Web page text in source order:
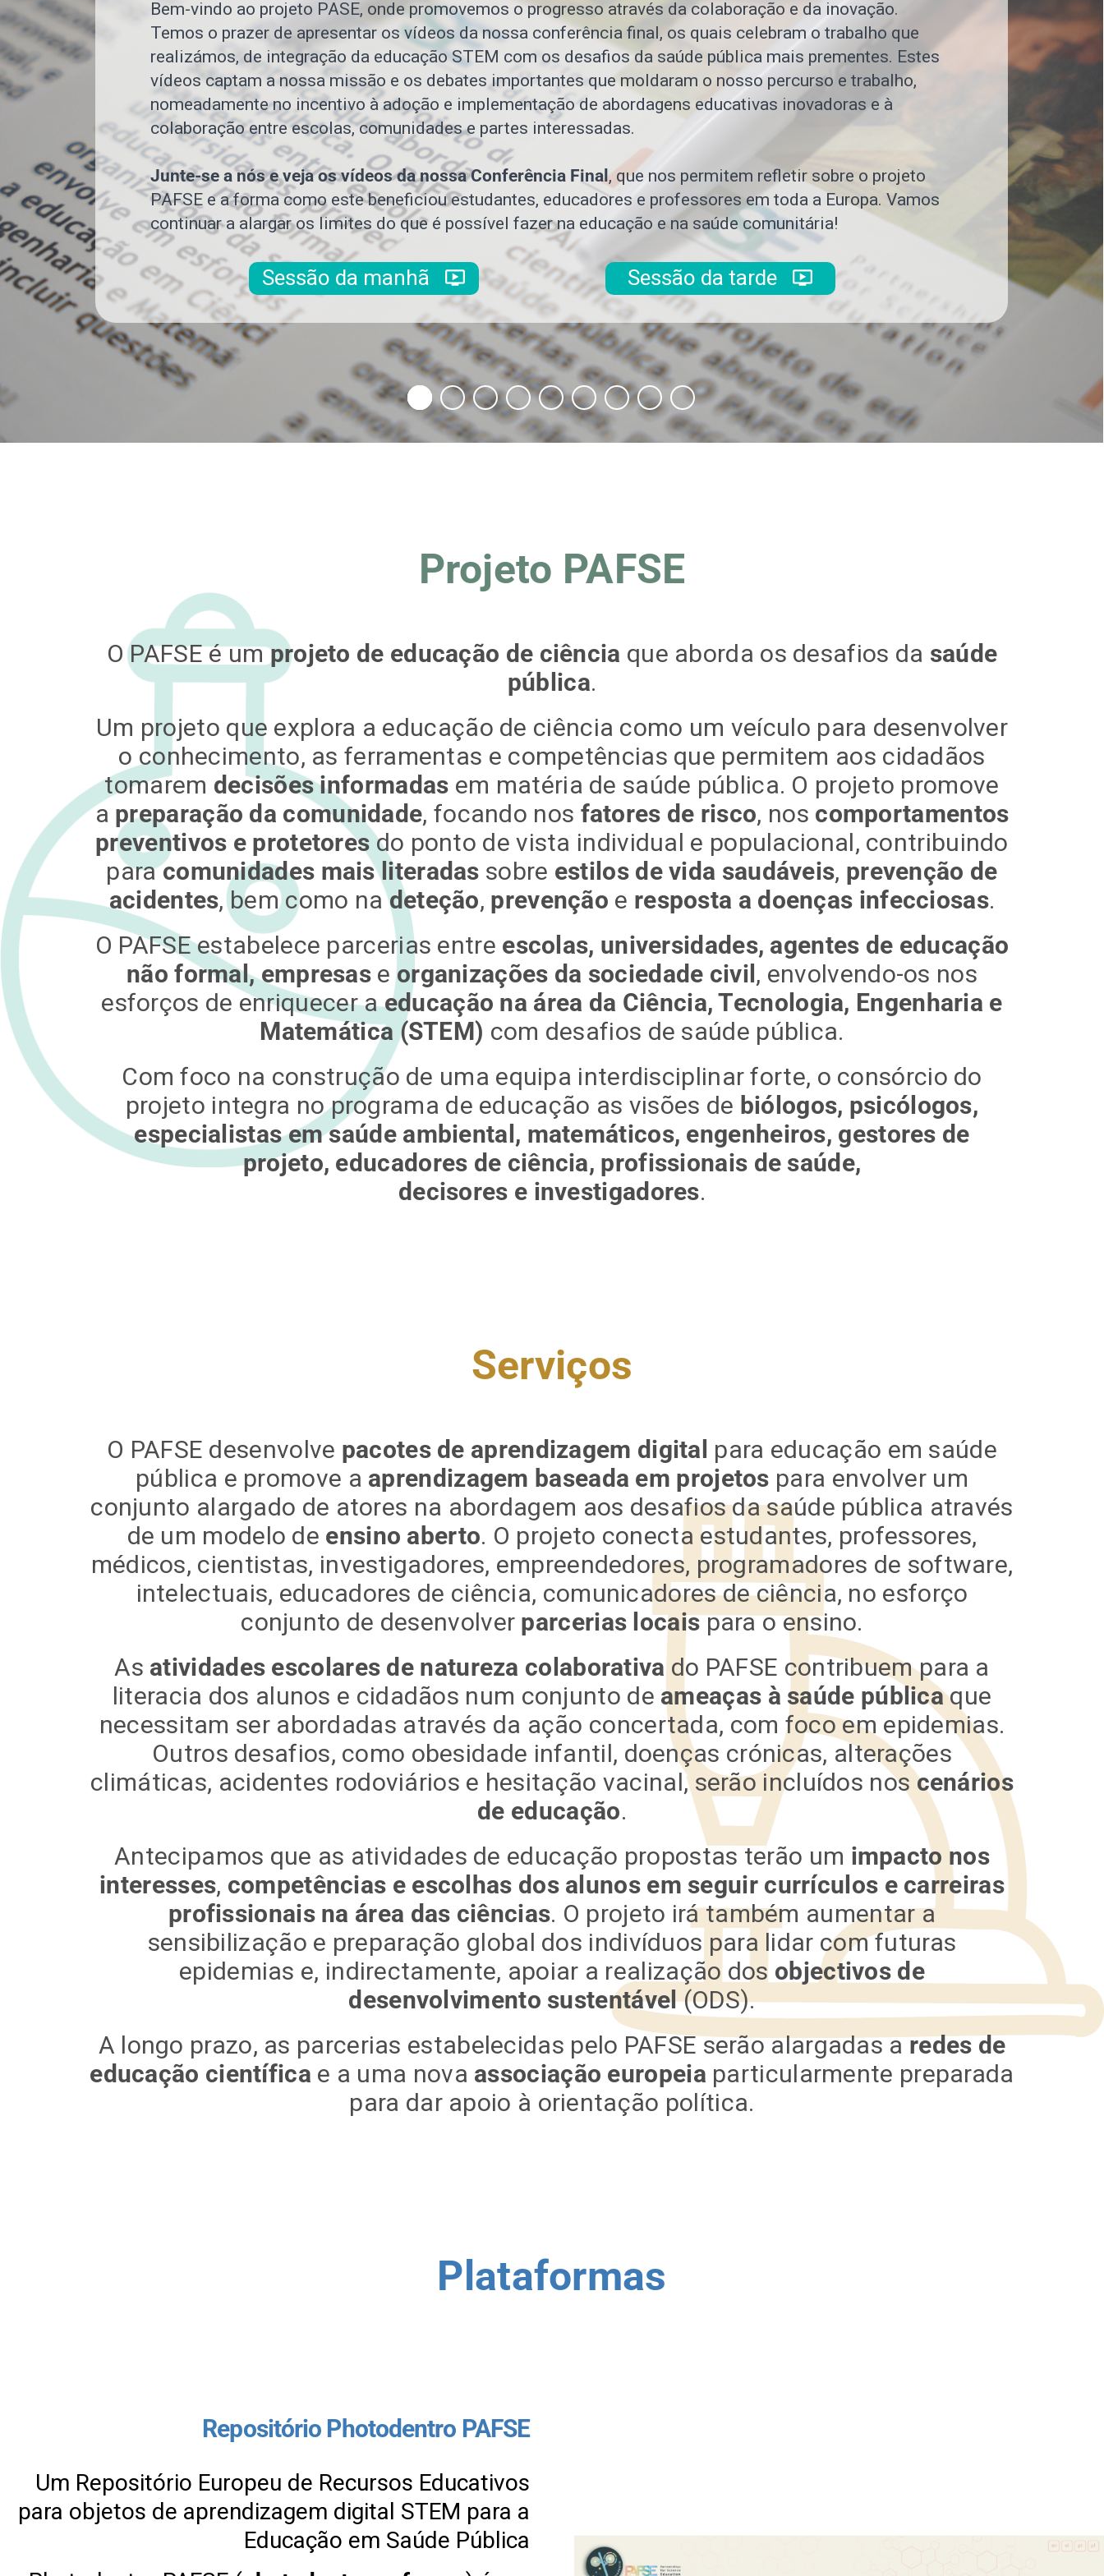
Contacto
Facebook
Instagram
Twitter
YouTube
LinkedIn
Bem-vindo ao projeto PASE, onde promovemos o progresso através da colaboração e da inovação.
Temos o prazer de apresentar os vídeos da nossa conferência final, os quais celebram o trabalho que
realizámos, de integração da educação STEM com os desafios da saúde pública mais prementes. Estes
vídeos captam a nossa missão e os debates importantes que moldaram o nosso percurso e trabalho,
nomeadamente no incentivo à adoção e implementação de abordagens educativas inovadoras e à
colaboração entre escolas, comunidades e partes interessadas.
Junte-se a nós e veja os vídeos da nossa Conferência Final, que nos permitem refletir sobre o projeto
PAFSE e a forma como este beneficiou estudantes, educadores e professores em toda a Europa. Vamos
continuar a alargar os limites do que é possível fazer na educação e na saúde comunitária!
Sessão da manhã ondemand_video Sessão da tarde ondemand_video
Projeto PAFSE
O PAFSE é umprojeto de educação de ciência que aborda os desafios da saúde
pública.
Um projeto que explora a educação de ciência como um veículo para desenvolver
o conhecimento, as ferramentas e competências que permitem aos cidadãos
tomarem decisões informadas em matéria de saúde pública. O projeto promove
a preparação da comunidade, focando nos fatores de risco, nos comportamentos
preventivos e protetoresdo ponto de vista individual e populacional, contribuindo
paracomunidades mais literadas sobre estilos de vida saudáveis, prevenção de
acidentes, bem como nadeteção, prevenção e resposta a doenças infecciosas.
O PAFSE estabelece parcerias entre escolas, universidades, agentes de educação
não formal, empresas eorganizações da sociedade civil , envolvendo-os nos
esforços de enriquecer aeducação na área da Ciência, Tecnologia, Engenharia e
Matemática (STEM) com desafios de saúde pública.
Com foco na construção de uma equipa interdisciplinar forte, o consórcio do
projeto integra no programa de educação as visões de biólogos, psicólogos,
especialistas em saúde ambiental, matemáticos, engenheiros, gestores de
projeto, educadores de ciência, profissionais de saúde,
decisores e investigadores.
Serviços
O PAFSE desenvolve pacotes de aprendizagem digital para educação em saúde
pública e promove a aprendizagem baseada em projetos para envolver um
conjunto alargado de atores na abordagem aos desafios da saúde pública através
de um modelo de ensino aberto. O projeto conecta estudantes, professores,
médicos, cientistas, investigadores, empreendedores, programadores de software,
intelectuais, educadores de ciência, comunicadores de ciência, no esforço
conjunto de desenvolver parcerias locaispara o ensino.
As atividades escolares de natureza colaborativa do PAFSE contribuem para a
literacia dos alunos e cidadãos num conjunto de ameaças à saúde públicaque
necessitam ser abordadas através da ação concertada, com foco em epidemias.
Outros desafios, como obesidade infantil, doenças crónicas, alterações
climáticas, acidentes rodoviários e hesitação vacinal, serão incluídos noscenários
de educação.
Antecipamos que as atividades de educação propostas terão um impacto nos
interesses, competências e escolhas dos alunos em seguir currículos e carreiras
profissionais na área das ciências. O projeto irá também aumentar a
sensibilização e preparação global dos indivíduos para lidar com futuras
epidemias e, indirectamente, apoiar a realização dos objectivos de
desenvolvimento sustentável(ODS).
A longo prazo, as parcerias estabelecidas pelo PAFSE serão alargadas aredes de
educação científica e a uma nova associação europeia particularmente preparada
para dar apoio à orientação política.
Plataformas
Repositório Photodentro PAFSE
Um Repositório Europeu de Recursos Educativos
para objetos de aprendizagem digital STEM para a
Educação em Saúde Pública